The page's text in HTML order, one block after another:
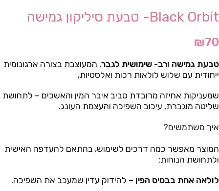
Black Orbit- טבעת סיליקון גמישה
₪70
טבעת גמישה ורב- שימושית לגבר, המעוצבת בצורה ארגונומית
ייחודית עם שלוש לולאות רכות ואלסטיות,
שמעניקות אחיזה מרובדת סביב איבר המין והאשכים – לתחושת
שליטה מוגברת, עיכוב השפיכה והעצמת העונג.
איך משתמשים?
המוצר מאפשר כמה דרכים לשימוש, בהתאם להעדפה האישית
ולתחושת הנוחות:
לולאה אחת בבסיס הפין – להידוק עדין שמעכב את השפיכה.